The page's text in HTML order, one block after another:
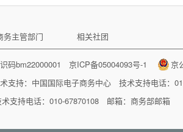
务主管部门 相关社团
码bm22000001京ICP备05004093号-1
京
支持： 中国国际电子商务中心 技术支持电话：
支持电话：010-67870108 邮箱：商务部邮箱